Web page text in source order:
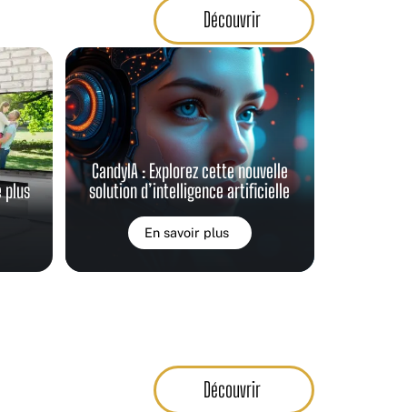
Découvrir
plus
CandyIA : Explorez cette nouvelle
solution d’intelligence artificielle
En savoir plus
Découvrir